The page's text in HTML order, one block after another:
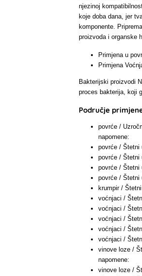
njezinoj
koje doba dana, jer
komponente.
proizvoda i organske
Primjena u
Primjena
Bakterijski proizvodi
proces bakterija, koji
Područje
povrće /
napomene:
povrće / Štetni
povrće / Štetni
povrće / Štetni
povrće / Štetni
krumpir /
voćnjaci /
voćnjaci /
voćnjaci /
voćnjaci /
voćnjaci /
vinove loze /
napomene:
vinove loze /